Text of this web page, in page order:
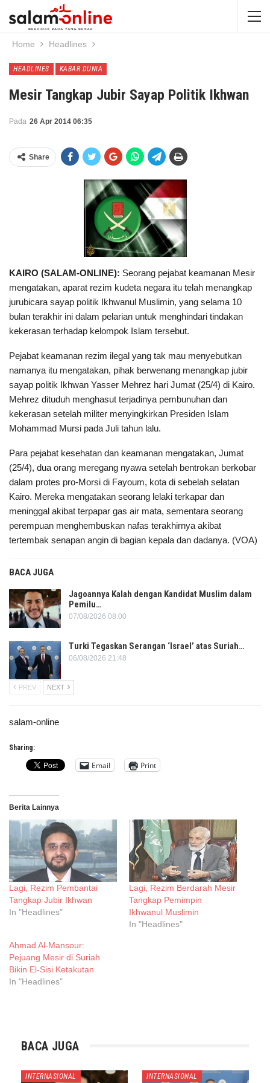
Home Headlines
HEADLINES KABAR DUNIA
Mesir Tangkap Jubir Sayap Politik Ikhwan
Pada 26 Apr 2014 06:35
Share
KAIRO (SALAM-ONLINE): Seorang pejabat keamanan Mesir
mengatakan, aparat rezim kudeta negara itu telah menangkap
jurubicara sayap politik Ikhwanul Muslimin, yang selama 10
bulan terakhir ini dalam pelarian untuk menghindari tindakan
kekerasan terhadap kelompok Islam tersebut.
Pejabat keamanan rezim ilegal yang tak mau menyebutkan
namanya itu mengatakan, pihak berwenang menangkap jubir
sayap politik Ikhwan Yasser Mehrez hari Jumat (25/4) di Kairo.
Mehrez dituduh menghasut terjadinya pembunuhan dan
kekerasan setelah militer menyingkirkan Presiden Islam
Mohammad Mursi pada Juli tahun lalu.
Para pejabat kesehatan dan keamanan mengatakan, Jumat
(25/4), dua orang meregang nyawa setelah bentrokan berkobar
dalam protes pro-Morsi di Fayoum, kota di sebelah selatan
Kairo. Mereka mengatakan seorang lelaki terkapar dan
meninggal akibat terpapar gas air mata, sementara seorang
perempuan menghembuskan nafas terakhirnya akibat
tertembak senapan angin di bagian kepala dan dadanya. (VOA)
BACA JUGA
Jagoannya Kalah dengan Kandidat Muslim dalam
Pemilu…
07/08/2026 08:00
Turki Tegaskan Serangan ‘Israel’ atas Suriah…
06/08/2026 21:48
PREV NEXT
salam-online
Sharing:
Email Print
Berita Lainnya
Lagi, Rezim Pembantai
Tangkap Jubir Ikhwan
In "Headlines"
Lagi, Rezim Berdarah Mesir
Tangkap Pemimpin
Ikhwanul Muslimin
In "Headlines"
Ahmad Al-Mansour:
Pejuang Mesir di Suriah
Bikin El-Sisi Ketakutan
In "Headlines"
BACA JUGA
INTERNASIONAL INTERNASIONAL